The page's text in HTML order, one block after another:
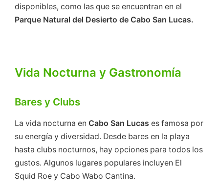
disponibles, como las que se encuentran en el
Parque Natural del Desierto de Cabo San Lucas.
Vida Nocturna y Gastronomía
Bares y Clubs
La vida nocturna en Cabo San Lucas es famosa por
su energía y diversidad. Desde bares en la playa
hasta clubs nocturnos, hay opciones para todos los
gustos. Algunos lugares populares incluyen El
Squid Roe y Cabo Wabo Cantina.